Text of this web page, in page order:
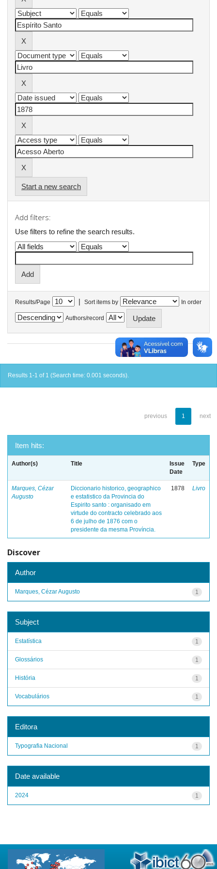
Start a new search
Add filters:
Use filters to refine the search results.
Results/Page | Sort items by In order
Authors/record
Results 1-1 of 1 (Search time: 0.001 seconds).
previous 1 next
Item hits:
Author(s) Title
Issue
Date
Type
Marques, Cézar
Augusto
Diccionario historico, geographico
e estatistico da Provincia do
Espirito santo : organisado em
virtude do contracto celebrado aos
6 de julho de 1876 com o
presidente da mesma Província.
1878 Livro
Discover
Author
1
Marques, Cézar Augusto
Subject
1
Estatística
1
Glossários
1
História
1
Vocabulários
Editora
1
Typografia Nacional
Date available
1
2024